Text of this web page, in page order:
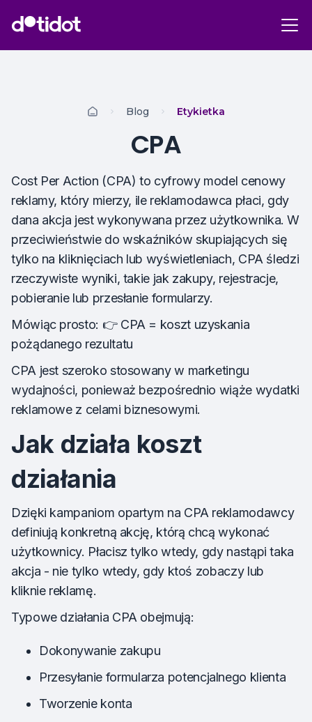
Blog Etykietka
CPA
Cost Per Action (CPA) to cyfrowy model cenowy
reklamy, który mierzy, ile reklamodawca płaci, gdy
dana akcja jest wykonywana przez użytkownika. W
przeciwieństwie do wskaźników skupiających się
tylko na kliknięciach lub wyświetleniach, CPA śledzi
rzeczywiste wyniki, takie jak zakupy, rejestracje,
pobieranie lub przesłanie formularzy.
Mówiąc prosto: 👉 CPA = koszt uzyskania
pożądanego rezultatu
CPA jest szeroko stosowany w marketingu
wydajności, ponieważ bezpośrednio wiąże wydatki
reklamowe z celami biznesowymi.
Jak działa koszt
działania
Dzięki kampaniom opartym na CPA reklamodawcy
definiują konkretną akcję, którą chcą wykonać
użytkownicy. Płacisz tylko wtedy, gdy nastąpi taka
akcja - nie tylko wtedy, gdy ktoś zobaczy lub
kliknie reklamę.
Typowe działania CPA obejmują:
Dokonywanie zakupu
Przesyłanie formularza potencjalnego klienta
Tworzenie konta